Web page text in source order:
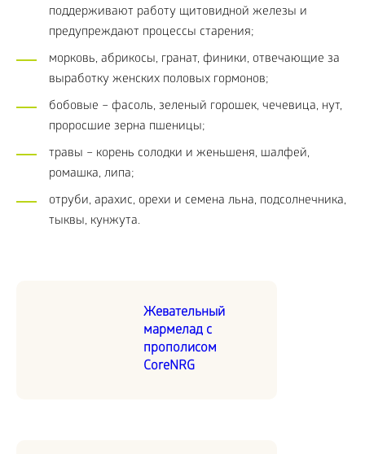
поддерживают работу щитовидной железы и
предупреждают процессы старения;
морковь, абрикосы, гранат, финики, отвечающие за
выработку женских половых гормонов;
бобовые – фасоль, зеленый горошек, чечевица, нут,
проросшие зерна пшеницы;
травы – корень солодки и женьшеня, шалфей,
ромашка, липа;
отруби, арахис, орехи и семена льна, подсолнечника,
тыквы, кунжута.
Жевательный
мармелад с
прополисом
CoreNRG